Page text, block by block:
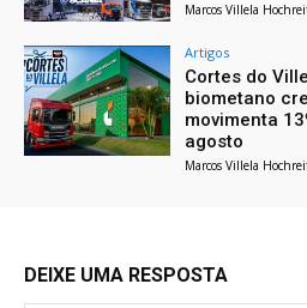
Marcos Villela
Artigos
Cortes do
biometano
movimenta
agosto
Marcos Villela
DEIXE UMA RESPOSTA